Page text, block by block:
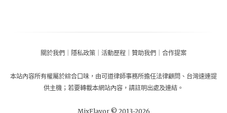
關於我們 隱私政策 活動歷程 贊助我們 合作提案
本站內容所有權屬於綜合口味 ，由可道律師事務所擔任法律顧問 、 台灣速連提
供主機 ； 若要轉載本網站內容，請註明出處及連結。
MixFlavor © 2013-2026